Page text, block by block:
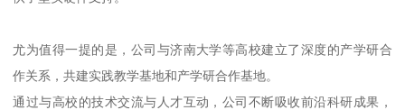
尤为值得一提的是，公司与济南大学等高校建立了深度的产学研合
作关系，共建实践教学基地和产学研合作基地。
通过与高校的技术交流与人才互动，公司不断吸收前沿科研成果，